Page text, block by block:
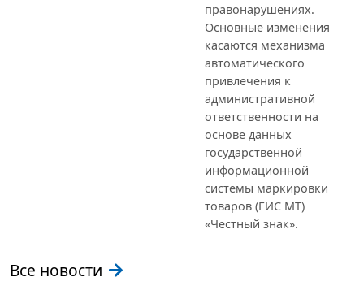
правонарушениях.
Основные изменения
касаются механизма
автоматического
привлечения к
административной
ответственности на
основе данных
государственной
информационной
системы маркировки
товаров (ГИС МТ)
«Честный знак».
Все новости